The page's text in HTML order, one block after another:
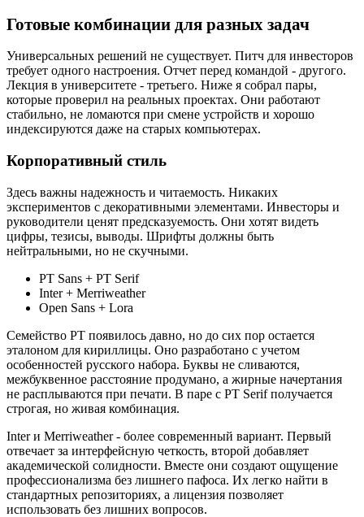
Готовые комбинации для разных задач
Универсальных решений не существует. Питч для инвесторов
требует одного настроения. Отчет перед командой - другого.
Лекция в университете - третьего. Ниже я собрал пары,
которые проверил на реальных проектах. Они работают
стабильно, не ломаются при смене устройств и хорошо
индексируются даже на старых компьютерах.
Корпоративный стиль
Здесь важны надежность и читаемость. Никаких
экспериментов с декоративными элементами. Инвесторы и
руководители ценят предсказуемость. Они хотят видеть
цифры, тезисы, выводы. Шрифты должны быть
нейтральными, но не скучными.
PT Sans + PT Serif
Inter + Merriweather
Open Sans + Lora
Семейство PT появилось давно, но до сих пор остается
эталоном для кириллицы. Оно разработано с учетом
особенностей русского набора. Буквы не сливаются,
межбуквенное расстояние продумано, а жирные начертания
не расплываются при печати. В паре с PT Serif получается
строгая, но живая комбинация.
Inter и Merriweather - более современный вариант. Первый
отвечает за интерфейсную четкость, второй добавляет
академической солидности. Вместе они создают ощущение
профессионализма без лишнего пафоса. Их легко найти в
стандартных репозиториях, а лицензия позволяет
использовать без лишних вопросов.